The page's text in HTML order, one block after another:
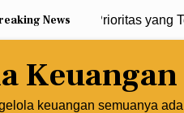
News
Membuat Prioritas yang
Keuangan
keuangan semuanya